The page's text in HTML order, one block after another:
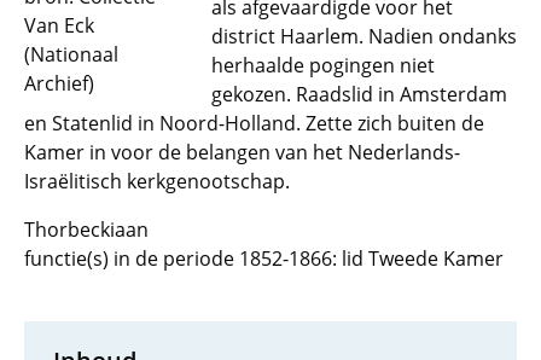
Van Eck
(Nationaal
Archief)
als afgevaardigde voor het
district Haarlem. Nadien ondanks
herhaalde pogingen niet
gekozen. Raadslid in Amsterdam
en Statenlid in Noord-Holland. Zette zich buiten de
Kamer in voor de belangen van het Nederlands-
Israëlitisch kerkgenootschap.
Thorbeckiaan
functie(s) in de periode 1852-1866: lid Tweede Kamer